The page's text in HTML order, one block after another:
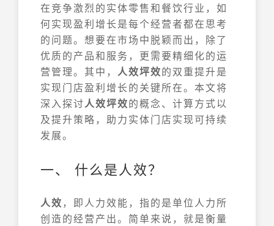
在竞争激烈的实体零售和餐饮行业，如
何实现盈利增长是每个经营者都在思考
的问题。想要在市场中脱颖而出，除了
优质的产品和服务，更需要精细化的运
营管理。其中， 人效坪效的双重提升是
实现门店盈利增长的关键所在。本文将
深入探讨人效坪效的概念、计算方式以
及提升策略，助力实体门店实现可持续
发展。
一、 什么是人效？
人效 ，即人力效能，指的是单位人力所
创造的经营产出。简单来说，就是衡量